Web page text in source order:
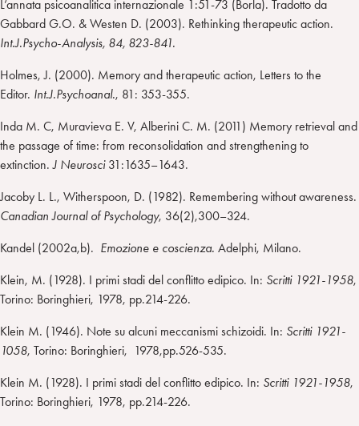
L’annata psicoanalitica internazionale 1:51-73 (Borla). Tradotto da
Gabbard G.O. & Westen D. (2003). Rethinking therapeutic action.
Int.J.Psycho-Analysis, 84, 823-841.
Holmes, J. (2000). Memory and therapeutic action, Letters to the
Editor. Int.J.Psychoanal., 81: 353-355.
Inda M. C, Muravieva E. V, Alberini C. M. (2011) Memory retrieval and
the passage of time: from reconsolidation and strengthening to
extinction.J Neurosci31:1635–1643.
Jacoby L. L., Witherspoon, D. (1982). Remembering without awareness.
Canadian Journal of Psychology, 36(2),300–324.
Kandel (2002a,b). Emozione e coscienza. Adelphi, Milano.
Klein, M. (1928). I primi stadi del conflitto edipico. In: Scritti 1921-1958,
Torino: Boringhieri, 1978, pp.214-226.
Klein M. (1946). Note su alcuni meccanismi schizoidi. In: Scritti 1921-
1058, Torino: Boringhieri, 1978,pp.526-535.
Klein M. (1928). I primi stadi del conflitto edipico. In: Scritti 1921-1958,
Torino: Boringhieri, 1978, pp.214-226.